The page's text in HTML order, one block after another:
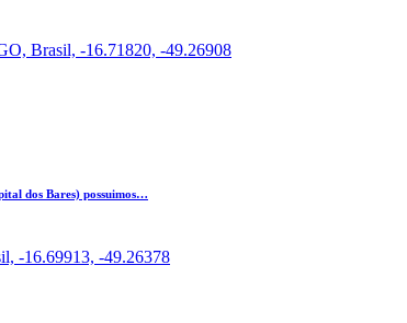
Brasil, -16.71820, -49.26908
dos Bares) possuimos…
-16.69913, -49.26378